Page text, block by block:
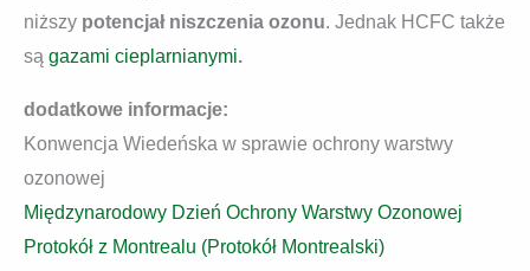
niższy potencjał niszczenia ozonu. Jednak HCFC także
są gazami cieplarnianymi.
dodatkowe informacje:
Konwencja Wiedeńska w sprawie ochrony warstwy
ozonowej
Międzynarodowy Dzień Ochrony Warstwy Ozonowej
Protokół z Montrealu (Protokół Montrealski)